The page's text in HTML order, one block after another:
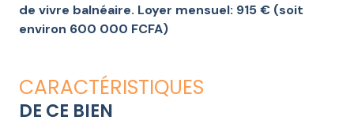
de vivre balnéaire. Loyer mensuel: 915 € (soit
environ 600 000 FCFA)
CARACTÉRISTIQUES
DE CE BIEN